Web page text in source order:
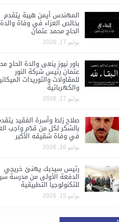
المهندس أيمن هيبة يتقدم
بخالص العزاء في وفاة والدة
الحاج محمد عثمان
يوليو 17, 2026
باور نيوز ينعى والدة الحاج
عثمان رئيس شركة النور
للمقاولات والتوريدات
والكهربائية
يوليو 17, 2026
صلاح زلط وأسرة الفقيد
بالشكر لكل من قدّم واجب
في وفاة شقيقه الأكبر
يوليو 16, 2026
رئيس سيدبك يهنئ خريجي
الدفعة الأولى من مدرسة
للتكنولوجيا التطبيقية
يوليو 15, 2026